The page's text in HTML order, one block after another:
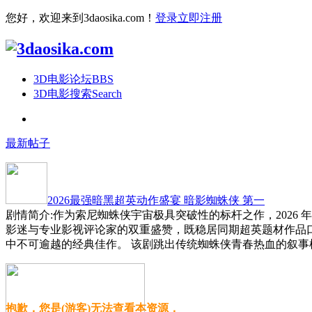
您好，欢迎来到3daosika.com！ 登录立即注册
3D电影论坛BBS
3D电影搜索Search
最新帖子
2026最强暗黑超英动作盛宴 暗影蜘蛛侠 第一
剧情简介:作为索尼蜘蛛侠宇宙极具突破性的标杆之作，2026
影迷与专业影视评论家的双重盛赞，既稳居同期超英题材作
中不可逾越的经典佳作。 该剧跳出传统蜘蛛侠青春热血的叙
抱歉，您是(游客)无法查看本资源，